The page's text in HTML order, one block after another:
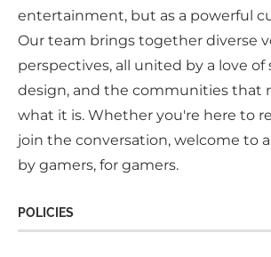
entertainment, but as a powerful
Our team brings together diverse
perspectives, all united by a love
design, and the communities that
what it is. Whether you're here to
join the conversation, welcome to
by gamers, for gamers.
POLICIES